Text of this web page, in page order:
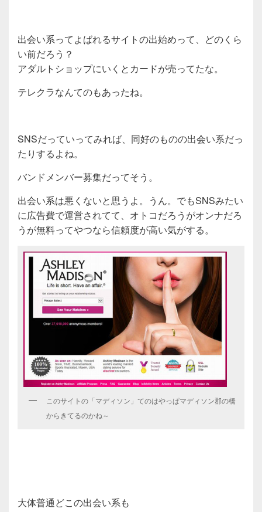
出会い系ってよばれるサイトの出始めって、どのくら
い前だろう？
アダルトショップにいくとカードが売ってたな。
テレクラなんてのもあったね。
SNSだっていってみれば、同好のものの出会い系だっ
たりするよね。
バンドメンバー募集だってそう。
出会い系は悪くないと思うよ。うん。でもSNSみたい
に広告費で運営されてて、オトコだろうがオンナだろ
うが無料ってやつなら信頼度が高い気がする。
このサイトの「マディソン」てのはやっぱマディソン郡の橋
からきてるのかね～
大体普通どこの出会い系も